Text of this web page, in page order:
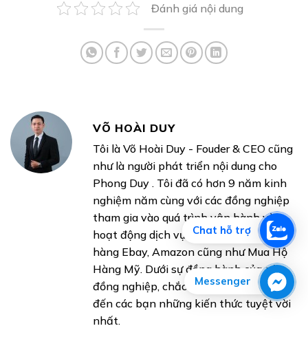
Đánh giá nội dung
VÕ HOÀI DUY
Tôi là Võ Hoài Duy - Fouder & CEO cũng
như là người phát triển nội dung cho
Phong Duy . Tôi đã có hơn 9 năm kinh
nghiệm năm cùng với các đồng nghiệp
tham gia vào quá trình vận hành và
hoạt động dịch vụ Ship Hàng Mỹ, mua
hàng Ebay, Amazon cũng như Mua Hộ
Hàng Mỹ. Dưới sự đồng hành của các
đồng nghiệp, chắc chắn tôi sẽ chia sẻ
đến các bạn những kiến thức tuyệt vời
nhất.
Chat hỗ trợ
Messenger